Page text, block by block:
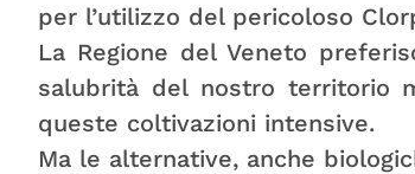
per l’utilizzo del pericoloso
La Regione del Veneto
salubrità del nostro territorio
queste coltivazioni intensive.
Ma le alternative, anche